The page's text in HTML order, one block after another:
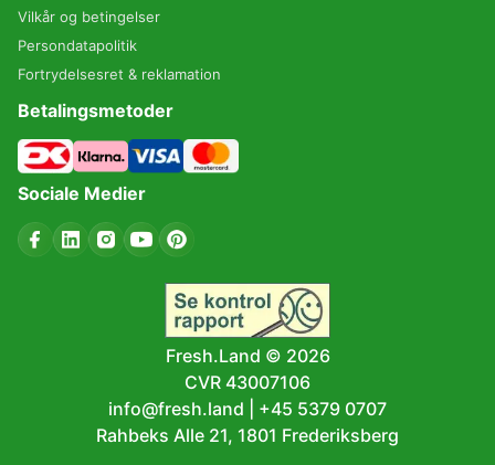
Vilkår og betingelser
Persondatapolitik
Fortrydelsesret & reklamation
Betalingsmetoder
Sociale Medier
Fresh.Land © 2026
CVR 43007106
info@fresh.land
+45 5379 0707
Rahbeks Alle 21, 1801 Frederiksberg